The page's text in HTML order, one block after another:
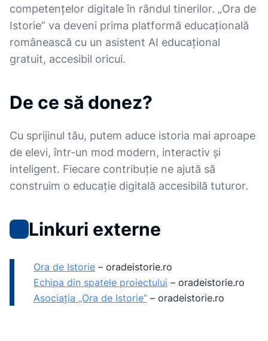
competențelor digitale în rândul tinerilor. „Ora de
Istorie” va deveni prima platformă educațională
românească cu un asistent AI educațional
gratuit, accesibil oricui.
De ce să donez?
Cu sprijinul tău, putem aduce istoria mai aproape
de elevi, într-un mod modern, interactiv și
inteligent. Fiecare contribuție ne ajută să
construim o educație digitală accesibilă tuturor.
Linkuri externe
Ora de Istorie – oradeistorie.ro
Echipa din spatele proiectului – oradeistorie.ro
Asociația „Ora de Istorie” – oradeistorie.ro